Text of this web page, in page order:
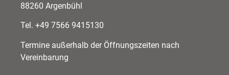
88260 Argenbühl
Tel. +49 7566 9415130
Termine außerhalb der Öffnungszeiten nach
Vereinbarung